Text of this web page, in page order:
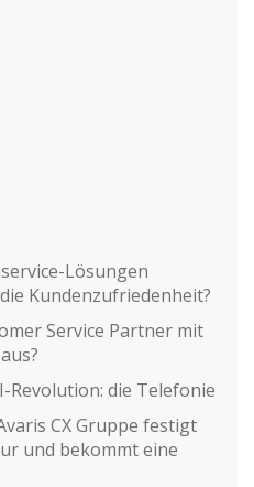
Lösungen
Kundenzufriedenheit?
Service Partner mit
Revolution: die Telefonie
CX Gruppe festigt
und bekommt eine